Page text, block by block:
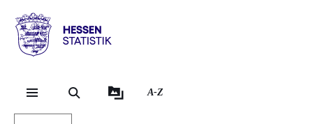
Hessen
Statistik
A-Z